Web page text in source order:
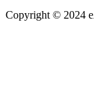
Copyright © 2024